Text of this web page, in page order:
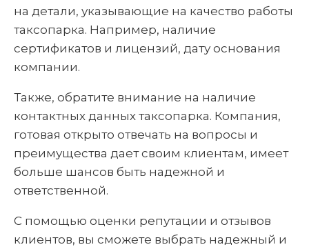
на детали, указывающие на качество работы
таксопарка. Например, наличие
сертификатов и лицензий, дату основания
компании.
Также, обратите внимание на наличие
контактных данных таксопарка. Компания,
готовая открыто отвечать на вопросы и
преимущества дает своим клиентам, имеет
больше шансов быть надежной и
ответственной.
С помощью оценки репутации и отзывов
клиентов, вы сможете выбрать надежный и